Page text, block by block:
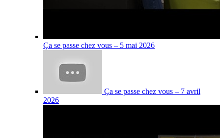
Ça se passe chez vous – 5 mai 2026
Ça se passe chez vous – 7 avril
2026